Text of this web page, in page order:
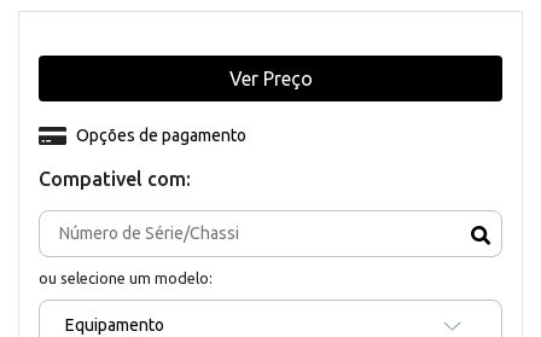
Compativel com:
ou selecione um modelo:
Equipamento
Opções de pagamento
Ver Preço